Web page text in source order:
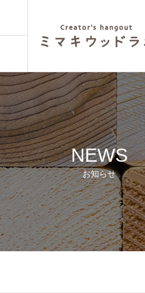
NEWS
お知らせ